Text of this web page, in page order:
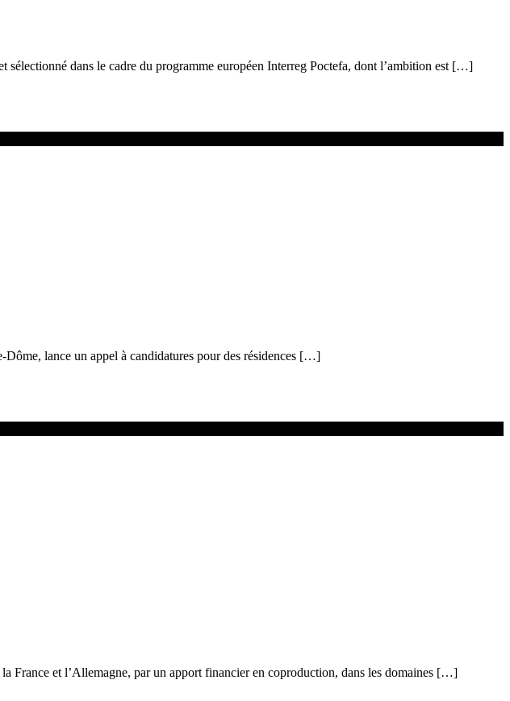
sélectionné dans le cadre du programme européen Interreg Poctefa, dont l’ambition est […]
lance un appel à candidatures pour des résidences […]
France et l’Allemagne, par un apport financier en coproduction, dans les domaines […]